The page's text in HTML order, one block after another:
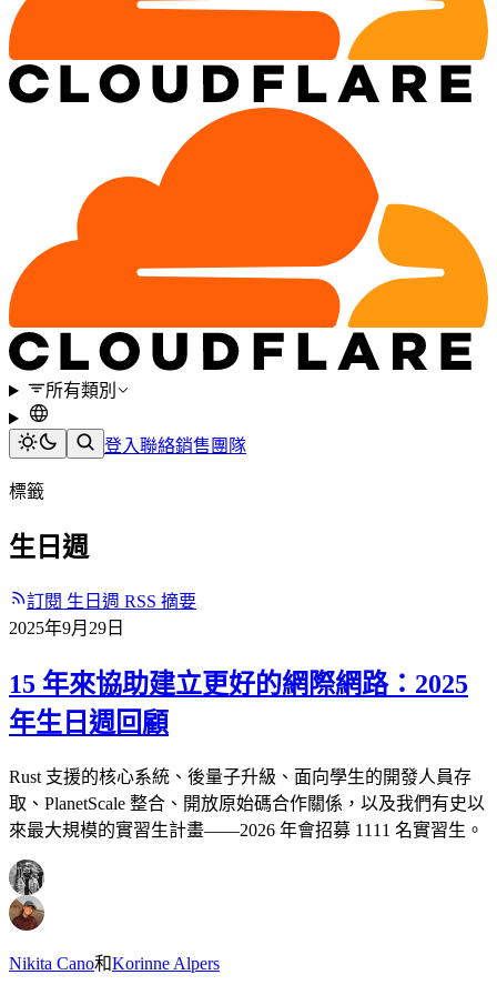
所有類別
登入聯絡銷售團隊
標籤
生日週
訂閱 生日週 RSS 摘要
2025年9月29日
15 年來協助建立更好的網際網路：2025
年生日週回顧
Rust 支援的核心系統、後量子升級、面向學生的開發人員存
取、PlanetScale 整合、開放原始碼合作關係，以及我們有史以
來最大規模的實習生計畫——2026 年會招募 1111 名實習生。
Nikita Cano和Korinne Alpers